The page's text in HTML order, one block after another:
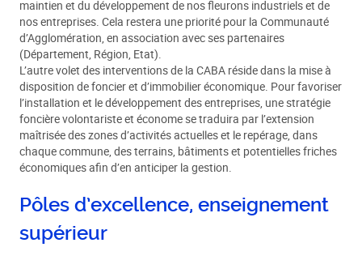
maintien et du développement de nos fleurons industriels et de
nos entreprises. Cela restera une priorité pour la Communauté
d’Agglomération, en association avec ses partenaires
(Département, Région, Etat).
L’autre volet des interventions de la CABA réside dans la mise à
disposition de foncier et d’immobilier économique. Pour favoriser
l’installation et le développement des entreprises, une stratégie
foncière volontariste et économe se traduira par l’extension
maîtrisée des zones d’activités actuelles et le repérage, dans
chaque commune, des terrains, bâtiments et potentielles friches
économiques afin d’en anticiper la gestion.
Pôles d’excellence, enseignement
supérieur